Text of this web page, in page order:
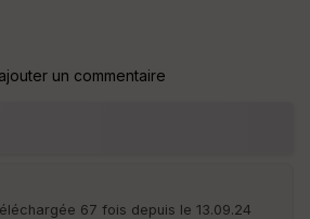
un commentaire
67 fois depuis le 13.09.24